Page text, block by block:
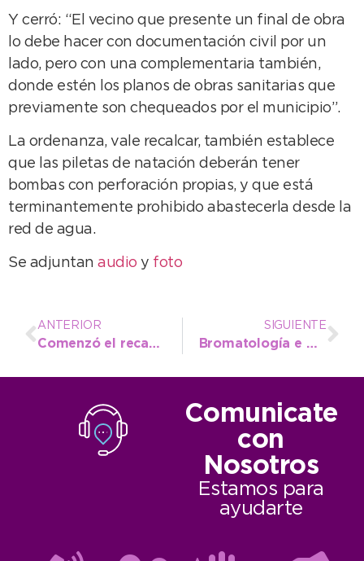
Y cerró: “El vecino que presente un final de obra
lo debe hacer con documentación civil por un
lado, pero con una complementaria también,
donde estén los planos de obras sanitarias que
previamente son chequeados por el municipio”.
La ordenanza, vale recalcar, también establece
que las piletas de natación deberán tener
bombas con perforación propias, y que está
terminantemente prohibido abastecerla desde la
red de agua.
Se adjuntan audio y foto
ANTERIOR
Comenzó el recambio de luminarias en las peatonales y la Rambla
SIGUIENTE
Bromatología e Higiene: pautas a cumplir para evitar multas y decomisos de alimentos
Comunicate
con
Nosotros
Estamos para
ayudarte